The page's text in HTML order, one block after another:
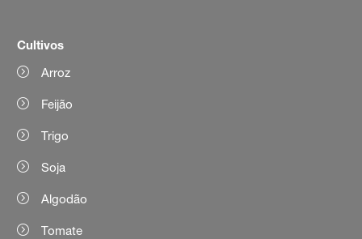
Cultivos
Arroz
Feijão
Trigo
Soja
Algodão
Tomate